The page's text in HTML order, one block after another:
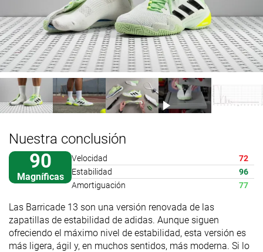
Nuestra conclusión
90
Magníficas
Velocidad
72
Estabilidad
96
Amortiguación
77
Las Barricade 13 son una versión renovada de las
zapatillas de estabilidad de adidas. Aunque siguen
ofreciendo el máximo nivel de estabilidad, esta versión es
más ligera, ágil y, en muchos sentidos, más moderna. Si lo